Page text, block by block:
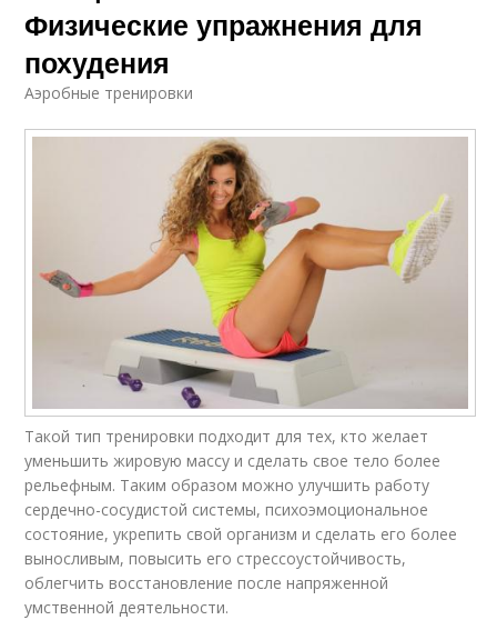
Физические упражнения для
похудения
Аэробные тренировки
Такой тип тренировки подходит для тех, кто желает
уменьшить жировую массу и сделать свое тело более
рельефным. Таким образом можно улучшить работу
сердечно-сосудистой системы, психоэмоциональное
состояние, укрепить свой организм и сделать его более
выносливым, повысить его стрессоустойчивость,
облегчить восстановление после напряженной
умственной деятельности.